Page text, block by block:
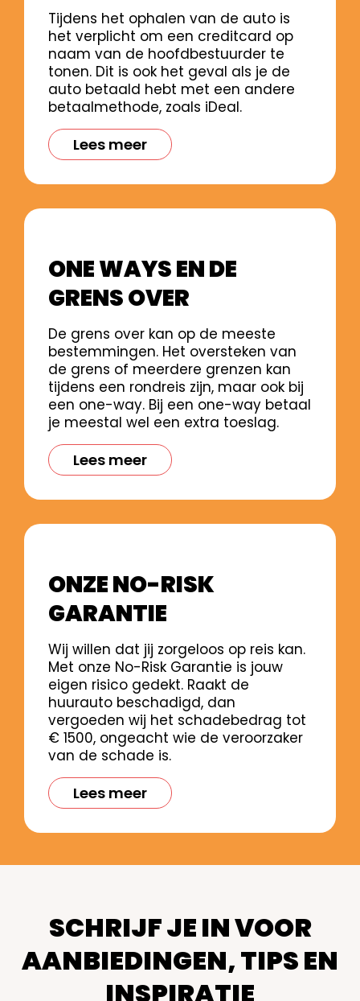
Tijdens het ophalen van de auto is
het verplicht om een creditcard op
naam van de hoofdbestuurder te
tonen. Dit is ook het geval als je de
auto betaald hebt met een andere
betaalmethode, zoals iDeal.
Lees meer
ONE WAYS EN DE
GRENS OVER
De grens over kan op de meeste
bestemmingen. Het oversteken van
de grens of meerdere grenzen kan
tijdens een rondreis zijn, maar ook bij
een one-way. Bij een one-way betaal
je meestal wel een extra toeslag.
Lees meer
ONZE NO-RISK
GARANTIE
Wij willen dat jij zorgeloos op reis kan.
Met onze No-Risk Garantie is jouw
eigen risico gedekt. Raakt de
huurauto beschadigd, dan
vergoeden wij het schadebedrag tot
€ 1500, ongeacht wie de veroorzaker
van de schade is.
Lees meer
SCHRIJF JE IN VOOR
AANBIEDINGEN, TIPS EN
INSPIRATIE